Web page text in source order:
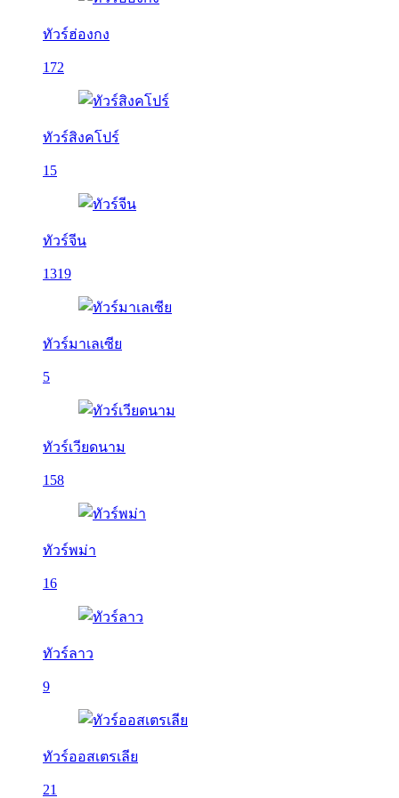
ทัวร์ฮ่องกง
172
ทัวร์สิงคโปร์
15
ทัวร์จีน
1319
ทัวร์มาเลเซีย
5
ทัวร์เวียดนาม
158
ทัวร์พม่า
16
ทัวร์ลาว
9
ทัวร์ออสเตรเลีย
21